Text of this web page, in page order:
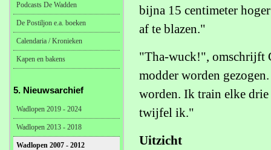
bijna 15 centimeter
af te blazen."
"Tha-wuck!", omschrijft
modder worden
worden. Ik train elke
twijfel ik."
Uitzicht
Podcasts De Wadden
De Postiljon e.a. boeken
Calendaria / Kronieken
Kapen en bakens
5. Nieuwsarchief
Wadlopen 2019 - 2024
Wadlopen 2013 - 2018
Wadlopen 2007 - 2012